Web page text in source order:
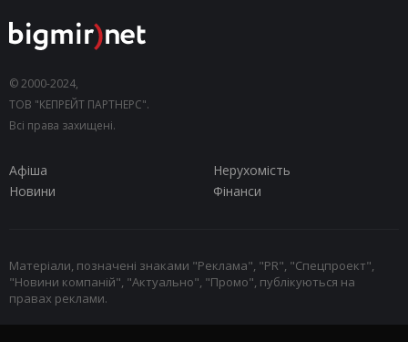
© 2000-2024,
ТОВ "КЕПРЕЙТ ПАРТНЕРС".
Всі права захищені.
Афіша
Нерухомість
Новини
Фінанси
Матеріали, позначені знаками "Реклама", "PR", "Спецпроект",
"Новини компаній", "Актуально", "Промо", публікуються на
правах реклами.